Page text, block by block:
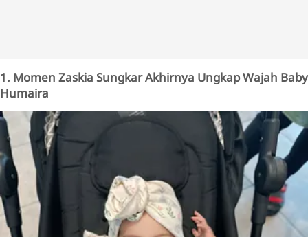
1. Momen Zaskia Sungkar Akhirnya Ungkap Wajah Baby
Humaira